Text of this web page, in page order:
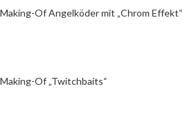
Making-Of Angelköder mit „Chrom Effekt“
Making-Of „Twitchbaits“